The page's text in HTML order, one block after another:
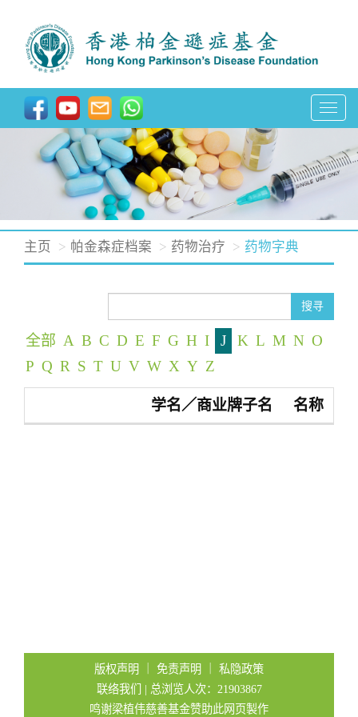
T
o
g
g
e
a
i
主页 帕金森症档案 药物治疗 药物字典
搜寻
全部 A B C D E F G H I J K L M N O
P Q R S T U V W X Y Z
学名／商业牌子名 名称
版权声明 免责声明
私隐政策
联络我们
| 总浏览人次：21903867
鸣谢梁植伟慈善基金赞助此网页製作